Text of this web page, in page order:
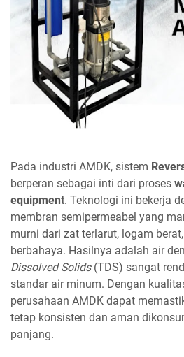
Pada industri AMDK, sistem
berperan sebagai inti dari proses
equipment. Teknologi ini bekerja
membran semipermeabel yang
murni dari zat terlarut, logam
berbahaya. Hasilnya adalah air
Dissolved Solids(TDS) sangat
standar air minum. Dengan
perusahaan AMDK dapat
tetap konsisten dan aman
panjang.